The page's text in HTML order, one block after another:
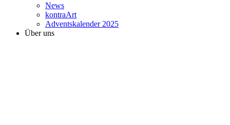
News
kontraArt
Adventskalender 2025
Über uns